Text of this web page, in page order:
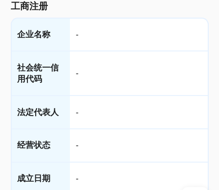
工商注册
企业名称 -
社会统一信
用代码
-
法定代表人 -
经营状态 -
成立日期 -